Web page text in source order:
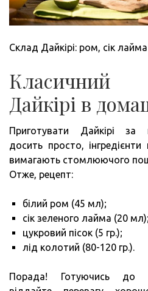
Склад Дайкірі: ром, сік
Класичний
Дайкірі в
Приготувати Дайкірі за
досить просто,
вимагають стомлюючого
Отже, рецепт:
білий ром (45 мл);
сік зеленого лайма (20 мл);
цукровий пісок (5 гр.);
лід колотий (80-120 гр.).
Порада! Готуючись до